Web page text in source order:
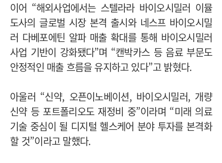
이어 “해외사업에서는 스텔라라 바이오시밀러 이뮬
도사의 글로벌 시장 본격 출시와 네스프 바이오시밀
러 다베포에틴 알파 매출 확대를 통해 바이오시밀러
사업 기반이 강화됐다”며 “캔박카스 등 음료 부문도
안정적인 매출 흐름을 유지하고 있다”고 밝혔다.
아울러 “신약, 오픈이노베이션, 바이오시밀러, 개량
신약 등 포트폴리오도 재정비 중”이라며 “미래 의료
기술 중심이 될 디지털 헬스케어 분야 투자를 본격화
할 것”이라고 말했다.